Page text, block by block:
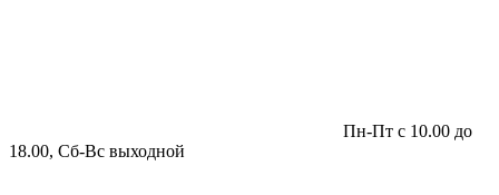
Пн-Пт с 10.00 до
18.00, Сб-Вс выходной